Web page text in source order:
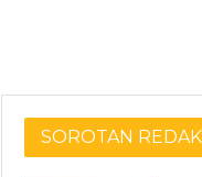
SOROTAN